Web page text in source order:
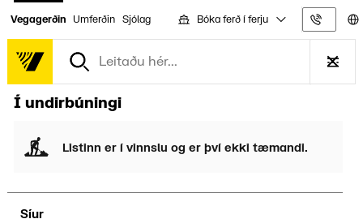
Vegagerðin Umferðin Sjólag Bóka ferð í ferju
Í undirbúningi
Listinn er í vinnslu og er því ekki tæmandi.
Síur